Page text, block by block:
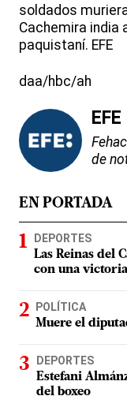
soldados
Cachemira india
paquistaní. EFE
daa/hbc/ah
EFE
de
EN PORTADA
DEPORTES
Las Reinas del
con una
POLÍTICA
Muere el
DEPORTES
Estefani
del boxeo